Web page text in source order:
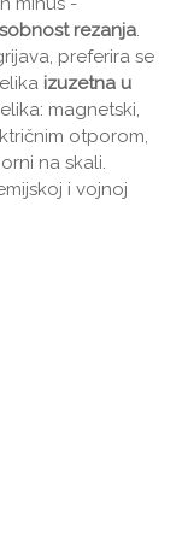
rezanja.
preferira se
izuzetna u
magnetski,
otporom,
na skali.
i vojnoj